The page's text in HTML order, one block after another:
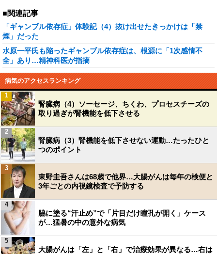
■関連記事
「ギャンブル依存症」体験記（4）抜け出せたきっかけは「禁
煙」だった
水原一平氏も陥ったギャンブル依存症は、根源に「1次感情不
全」あり…精神科医が指摘
病気のアクセスランキング
腎臓病（4）ソーセージ、ちくわ、プロセスチーズの
取り過ぎが腎機能を低下させる
1
腎臓病（3）腎機能を低下させない運動…たったひと
つのポイント
2
東野圭吾さんは68歳で他界…大腸がんは毎年の検便と
3年ごとの内視鏡検査で予防する
3
脇に塗る“汗止め”で「片目だけ瞳孔が開く」ケース
が…猛暑の中の意外な病気
4
大腸がんは「左」と「右」で治療効果が異なる…右は
5